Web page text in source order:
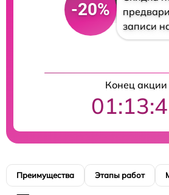
-20%
записи
Конец акции
Преимущества Этапы работ